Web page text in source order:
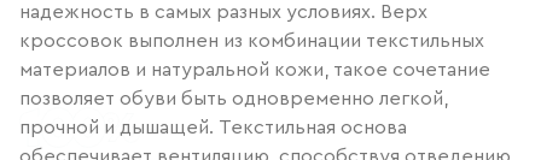
надежность в самых разных условиях. Верх
кроссовок выполнен из комбинации текстильных
материалов и натуральной кожи, такое сочетание
позволяет обуви быть одновременно легкой,
прочной и дышащей. Текстильная основа
обеспечивает вентиляцию, способствуя отведению